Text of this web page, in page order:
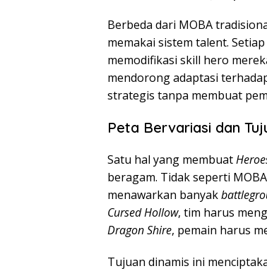
Berbeda dari MOBA
memakai sistem talent.
memodifikasi skill hero
mendorong adaptasi
strategis tanpa membuat
Peta Bervariasi dan
Satu hal yang membuat
beragam. Tidak seperti
menawarkan banyak
Cursed Hollow, tim harus
Dragon Shire, pemain harus
Tujuan dinamis ini